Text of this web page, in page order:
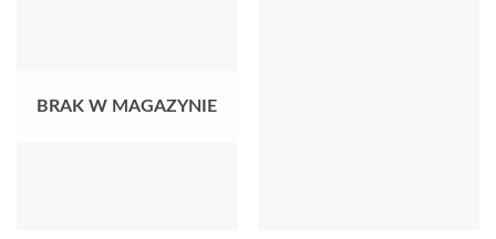
BRAK W MAGAZYNIE